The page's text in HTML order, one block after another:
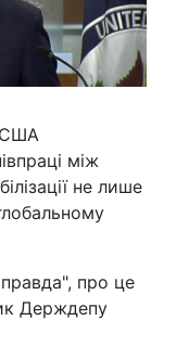
США
між
не лише
про це
Держдепу